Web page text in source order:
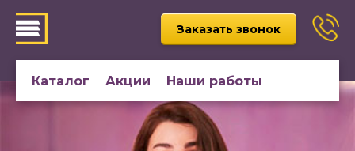
Заказать звонок
Каталог Акции Наши работы